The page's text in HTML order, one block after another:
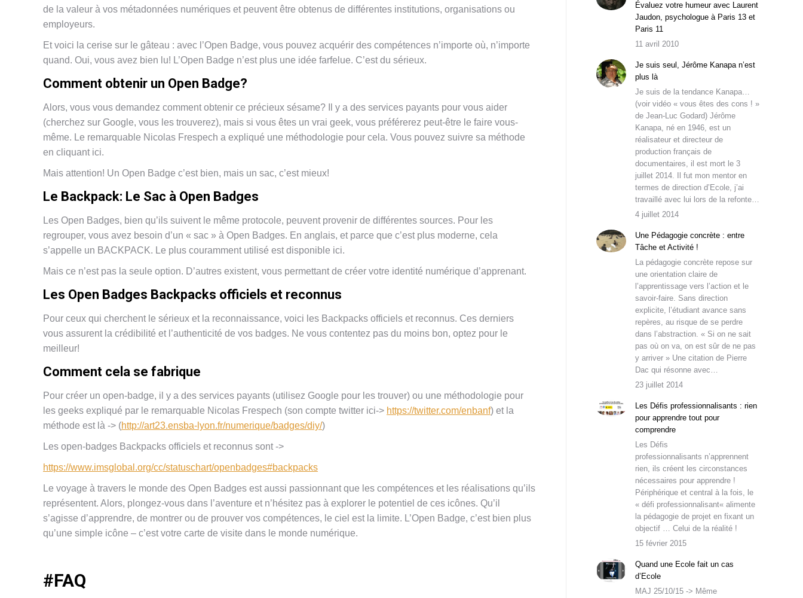
de la valeur à vos métadonnées numériques et peuvent être obtenus de différentes institutions, organisations ou
employeurs.
Et voici la cerise sur le gâteau : avec l’Open Badge, vous pouvez acquérir des compétences n’importe où, n’importe
quand. Oui, vous avez bien lu! L’Open Badge n’est plus une idée farfelue. C’est du sérieux.
Comment obtenir un Open Badge?
Alors, vous vous demandez comment obtenir ce précieux sésame? Il y a des services payants pour vous aider
(cherchez sur Google, vous les trouverez), mais si vous êtes un vrai geek, vous préférerez peut-être le faire vous-
même. Le remarquable Nicolas Frespech a expliqué une méthodologie pour cela. Vous pouvez suivre sa méthode
en cliquant ici.
Mais attention! Un Open Badge c’est bien, mais un sac, c’est mieux!
Le Backpack: Le Sac à Open Badges
Les Open Badges, bien qu’ils suivent le même protocole, peuvent provenir de différentes sources. Pour les
regrouper, vous avez besoin d’un « sac » à Open Badges. En anglais, et parce que c’est plus moderne, cela
s’appelle un BACKPACK. Le plus couramment utilisé est disponible ici.
Mais ce n’est pas la seule option. D’autres existent, vous permettant de créer votre identité numérique d’apprenant.
Les Open Badges Backpacks officiels et reconnus
Pour ceux qui cherchent le sérieux et la reconnaissance, voici les Backpacks officiels et reconnus. Ces derniers
vous assurent la crédibilité et l’authenticité de vos badges. Ne vous contentez pas du moins bon, optez pour le
meilleur!
Comment cela se fabrique
Pour créer un open-badge, il y a des services payants (utilisez Google pour les trouver) ou une méthodologie pour
les geeks expliqué par le remarquable Nicolas Frespech (son compte twitter ici-> https://twitter.com/enbanf) et la
méthode est là -> (http://art23.ensba-lyon.fr/numerique/badges/diy/)
Les open-badges Backpacks officiels et reconnus sont ->
https://www.imsglobal.org/cc/statuschart/openbadges#backpacks
Le voyage à travers le monde des Open Badges est aussi passionnant que les compétences et les réalisations qu’ils
représentent. Alors, plongez-vous dans l’aventure et n’hésitez pas à explorer le potentiel de ces icônes. Qu’il
s’agisse d’apprendre, de montrer ou de prouver vos compétences, le ciel est la limite. L’Open Badge, c’est bien plus
qu’une simple icône – c’est votre carte de visite dans le monde numérique.
#FAQ
Évaluez votre humeur avec Laurent
Jaudon, psychologue à Paris 13 et
Paris 11
11 avril 2010
Je suis seul, Jérôme Kanapa n’est
plus là
Je suis de la tendance Kanapa…
(voir vidéo « vous êtes des cons ! »
de Jean-Luc Godard) Jérôme
Kanapa, né en 1946, est un
réalisateur et directeur de
production français de
documentaires, il est mort le 3
juillet 2014. Il fut mon mentor en
termes de direction d’Ecole, j’ai
travaillé avec lui lors de la refonte…
4 juillet 2014
Une Pédagogie concrète : entre
Tâche et Activité !
La pédagogie concrète repose sur
une orientation claire de
l’apprentissage vers l’action et le
savoir-faire. Sans direction
explicite, l’étudiant avance sans
repères, au risque de se perdre
dans l’abstraction. « Si on ne sait
pas où on va, on est sûr de ne pas
y arriver » Une citation de Pierre
Dac qui résonne avec…
23 juillet 2014
Les Défis professionnalisants : rien
pour apprendre tout pour
comprendre
Les Défis
professionnalisants n’apprennent
rien, ils créent les circonstances
nécessaires pour apprendre !
Périphérique et central à la fois, le
« défi professionnalisant« alimente
la pédagogie de projet en fixant un
objectif … Celui de la réalité !
15 février 2015
Quand une Ecole fait un cas
d’Ecole
MAJ 25/10/15 -> Même